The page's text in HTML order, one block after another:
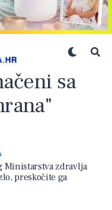
sa
zdravlja
preskočite ga